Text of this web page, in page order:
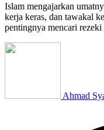
Islam mengajarkan
kerja keras, dan tawakal
pentingnya mencari
Ahmad